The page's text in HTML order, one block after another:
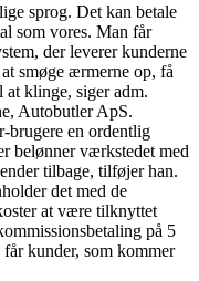
sprog. Det kan betale
som vores. Man får
der leverer kunderne
smøge ærmerne op, få
at klinge, siger adm.
Autobutler ApS.
brugere en ordentlig
belønner værkstedet med
tilbage, tilføjer han.
det med de
at være tilknyttet
på 5
kunder, som kommer